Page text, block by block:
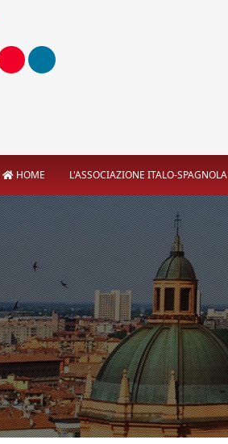
HOME L'ASSOCIAZIONE ITALO-SPAGNOLA